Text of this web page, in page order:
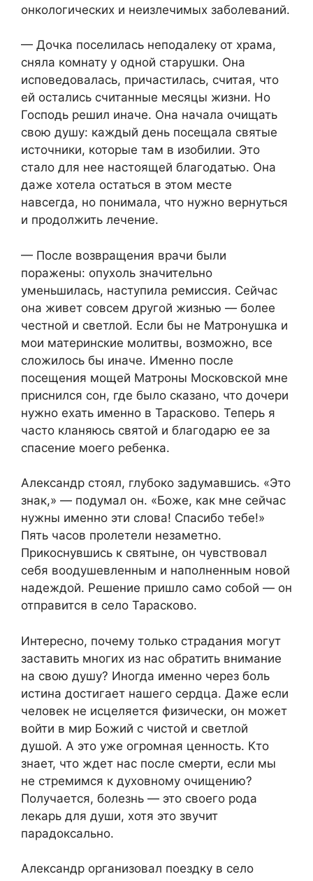
онкологических и неизлечимых заболеваний.
— Дочка поселилась неподалеку от храма,
сняла комнату у одной старушки. Она
исповедовалась, причастилась, считая, что
ей остались считанные месяцы жизни. Но
Господь решил иначе. Она начала очищать
свою душу: каждый день посещала святые
источники, которые там в изобилии. Это
стало для нее настоящей благодатью. Она
даже хотела остаться в этом месте
навсегда, но понимала, что нужно вернуться
и продолжить лечение.
— После возвращения врачи были
поражены: опухоль значительно
уменьшилась, наступила ремиссия. Сейчас
она живет совсем другой жизнью — более
честной и светлой. Если бы не Матронушка и
мои материнские молитвы, возможно, все
сложилось бы иначе. Именно после
посещения мощей Матроны Московской мне
приснился сон, где было сказано, что дочери
нужно ехать именно в Тарасково. Теперь я
часто кланяюсь святой и благодарю ее за
спасение моего ребенка.
Александр стоял, глубоко задумавшись. «Это
знак,» — подумал он. «Боже, как мне сейчас
нужны именно эти слова! Спасибо тебе!»
Пять часов пролетели незаметно.
Прикоснувшись к святыне, он чувствовал
себя воодушевленным и наполненным новой
надеждой. Решение пришло само собой — он
отправится в село Тарасково.
Интересно, почему только страдания могут
заставить многих из нас обратить внимание
на свою душу? Иногда именно через боль
истина достигает нашего сердца. Даже если
человек не исцеляется физически, он может
войти в мир Божий с чистой и светлой
душой. А это уже огромная ценность. Кто
знает, что ждет нас после смерти, если мы
не стремимся к духовному очищению?
Получается, болезнь — это своего рода
лекарь для души, хотя это звучит
парадоксально.
Александр организовал поездку в село